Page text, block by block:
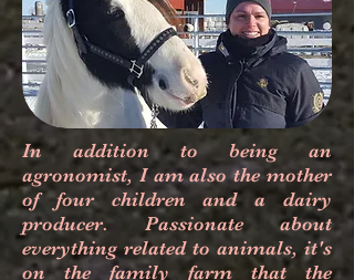
In addition to being an
agronomist, I am also the mother
of four children and a dairy
producer. Passionate about
everything related to animals, it's
on the family farm that the